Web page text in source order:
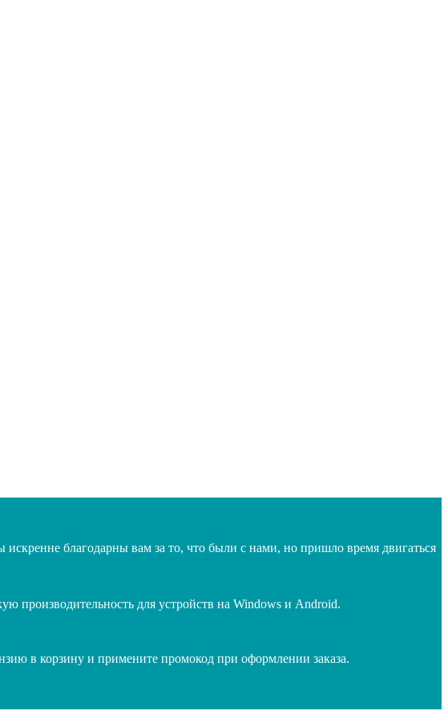
благодарны вам за то, что были с нами, но пришло время двигаться
производительность для устройств на Windows и Android.
в корзину и примените промокод при оформлении заказа.